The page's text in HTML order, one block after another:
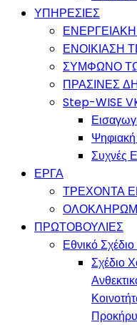
ΥΠΗΡΕΣΙΕΣ
ΕΝΟΙΚΙΑΣΗ
ΣΥΜΦΩΝΟ
ΠΡΑΣΙΝΕΣ
Step-WISE
Συχνές
ΕΡΓΑ
ΤΡΕΧΟΝΤΑ
ΠΡΩΤΟΒΟΥΛΙΕΣ
Εθνικό
Σχέδιο